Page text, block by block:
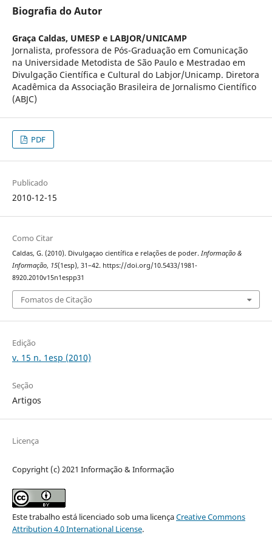
Biografia do Autor
Graça Caldas, UMESP e LABJOR/UNICAMP
Jornalista, professora de Pós-Graduação em Comunicação
na Universidade Metodista de São Paulo e Mestradao em
Divulgação Científica e Cultural do Labjor/Unicamp. Diretora
Acadêmica da Associação Brasileira de Jornalismo Científico
(ABJC)
PDF
Publicado
2010-12-15
Como Citar
Caldas, G. (2010). Divulgaçao científica e relações de poder. Informação &
Informação, 15(1esp), 31–42. https://doi.org/10.5433/1981-
8920.2010v15n1espp31
Fomatos de Citação
Edição
v. 15 n. 1esp (2010)
Seção
Artigos
Licença
Copyright (c) 2021 Informação & Informação
Este trabalho está licenciado sob uma licençaCreative Commons
Attribution 4.0 International License.